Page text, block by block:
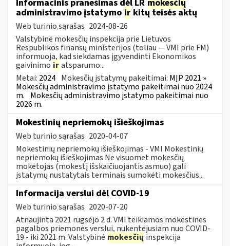
Informacinis pranešimas dėl LR mokesčių
administravimo įstatymo ir kitų teisės aktų
Web turinio sąrašas 2024-08-26
Valstybinė mokesčių inspekcija prie Lietuvos
Respublikos finansų ministerijos (toliau — VMI prie FM)
informuoja, kad siekdamas įgyvendinti Ekonomikos
gaivinimo iratsparumo...
Metai: 2024 Mokesčių įstatymų pakeitimai: MĮP 2021 »
Mokesčių administravimo įstatymo pakeitimai nuo 2024
m. Mokesčių administravimo įstatymo pakeitimai nuo
2026 m.
Mokestinių nepriemokų išieškojimas
Web turinio sąrašas 2020-04-07
Mokestinių nepriemokų išieškojimas - VMI Mokestinių
nepriemokų išieškojimas Ne visuomet mokesčių
mokėtojas (mokestį išskaičiuojantis asmuo) gali
įstatymų nustatytais terminais sumokėti mokesčius...
Informacija verslui dėl COVID-19
Web turinio sąrašas 2020-07-20
Atnaujinta 2021 rugsėjo 2 d. VMI teikiamos mokestinės
pagalbos priemonės verslui, nukentėjusiam nuo COVID-
19 - iki 2021 m. Valstybinė mokesčių inspekcija